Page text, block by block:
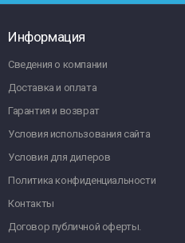
Информация
Сведения о компании
Доставка и оплата
Гарантия и возврат
Условия использования сайта
Условия для дилеров
Политика конфиденциальности
Контакты
Договор публичной оферты.